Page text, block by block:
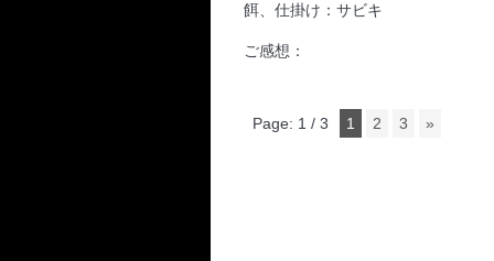
餌、仕掛け：サビキ
ご感想：
Page: 1 / 3 1 2 3 »